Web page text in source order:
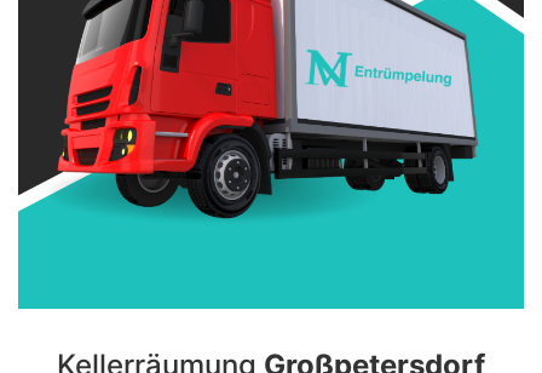
Kellerräumung Großpetersdorf